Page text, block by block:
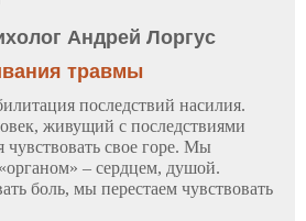
Андрей Лоргус
травмы
последствий насилия.
живущий с последствиями
чувствовать свое горе. Мы
– сердцем, душой.
боль, мы перестаем чувствовать